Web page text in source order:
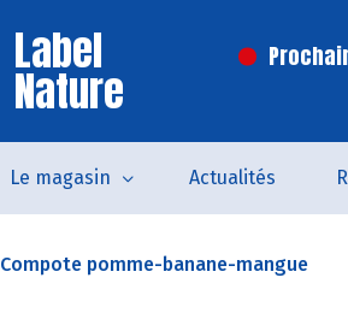
Label
Nature
Le magasin Actualités
Compote pomme-banane-mangue